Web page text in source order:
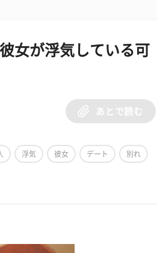
女が浮気している可
あとで読む
浮気 彼女 デート 別れ